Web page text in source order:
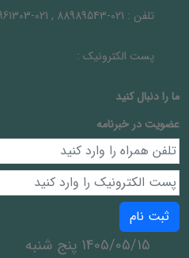
تلفن : 021-88989543 , 021-88961303
پست الکترونیک :
ما را دنبال کنيد
عضویت در خبرنامه
ثبت نام
1405/05/15 پنج شنبه